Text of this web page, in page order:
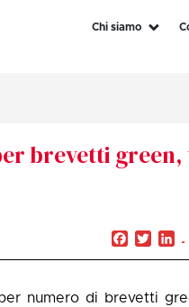
Chi siamo
brevetti
numero di brevetti